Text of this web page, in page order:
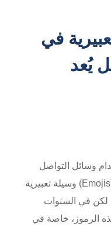
في
يُعد
وسائل التواصل
الاجتماعي، أصبحت الرموز التعبيرية (Emojis) وسيلة تعبيرية
لكن في السنوات
الرموز، خاصة في